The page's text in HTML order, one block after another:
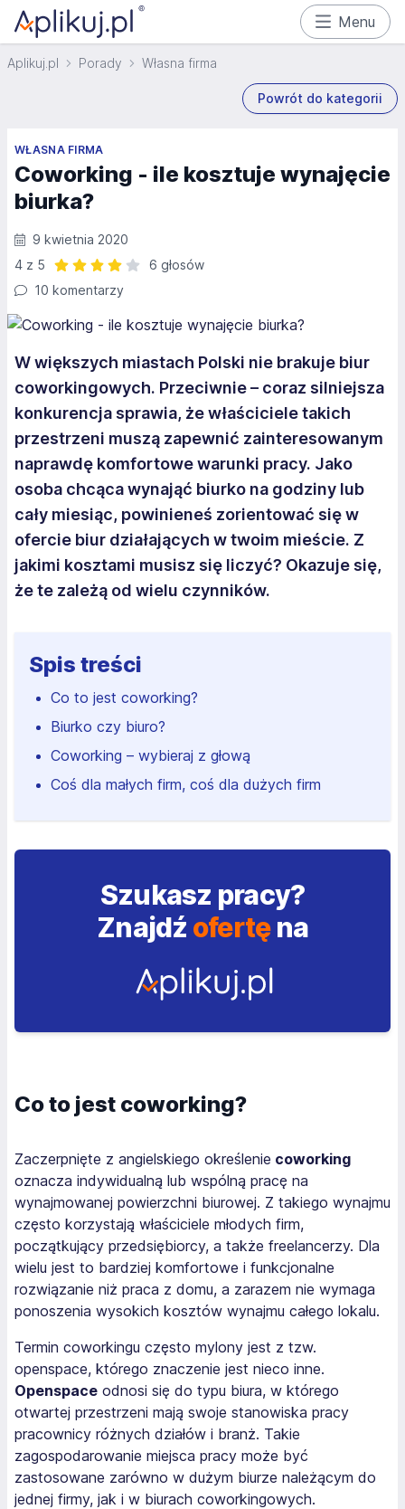
Menu
Aplikuj.pl Porady Własna firma
Powrót do kategorii
WŁASNA FIRMA
Coworking - ile kosztuje wynajęcie
biurka?
9 kwietnia 2020
4 z 5
6 głosów
10 komentarzy
W większych miastach Polski nie brakuje biur
coworkingowych. Przeciwnie – coraz silniejsza
konkurencja sprawia, że właściciele takich
przestrzeni muszą zapewnić zainteresowanym
naprawdę komfortowe warunki pracy. Jako
osoba chcąca wynająć biurko na godziny lub
cały miesiąc, powinieneś zorientować się w
ofercie biur działających w twoim mieście. Z
jakimi kosztami musisz się liczyć? Okazuje się,
że te zależą od wielu czynników.
Spis treści
Co to jest coworking?
Biurko czy biuro?
Coworking – wybieraj z głową
Coś dla małych firm, coś dla dużych firm
Szukasz pracy?
Znajdź ofertęna
Co to jest coworking?
Zaczerpnięte z angielskiego określenie coworking
oznacza indywidualną lub wspólną pracę na
wynajmowanej powierzchni biurowej. Z takiego wynajmu
często korzystają właściciele młodych firm,
początkujący przedsiębiorcy, a także freelancerzy. Dla
wielu jest to bardziej komfortowe i funkcjonalne
rozwiązanie niż praca z domu, a zarazem nie wymaga
ponoszenia wysokich kosztów wynajmu całego lokalu.
Termin coworkingu często mylony jest z tzw.
openspace, którego znaczenie jest nieco inne.
Openspace odnosi się do typu biura, w którego
otwartej przestrzeni mają swoje stanowiska pracy
pracownicy różnych działów i branż. Takie
zagospodarowanie miejsca pracy może być
zastosowane zarówno w dużym biurze należącym do
jednej firmy, jak i w biurach coworkingowych.